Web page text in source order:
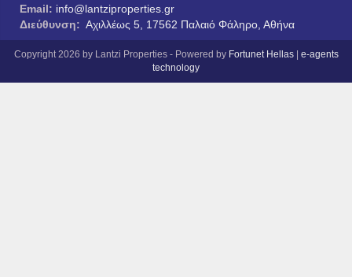
Email: info@lantziproperties.gr
Διεύθυνση: Αχιλλέως 5, 17562 Παλαιό Φάληρο, Αθήνα
Copyright 2026 by Lantzi Properties - Powered by Fortunet Hellas| e-agents
technology